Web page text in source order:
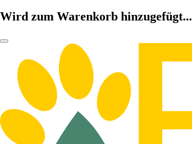
Wird zum Warenkorb hinzugefügt...